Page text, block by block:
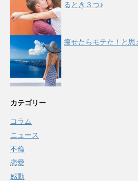
るとき３つ♪
痩せたらモテた！と思
カテゴリー
コラム
ニュース
不倫
恋愛
感動